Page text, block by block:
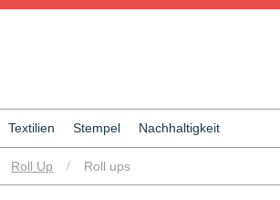
Textilien Stempel Nachhaltigkeit
Roll Up / Roll ups